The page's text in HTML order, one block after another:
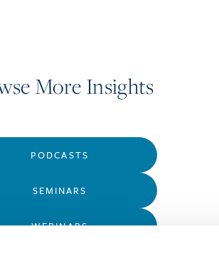
More Insights
PODCASTS
SEMINARS
WEBINARS